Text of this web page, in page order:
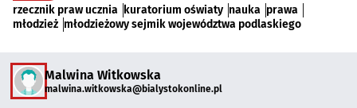
rzecznik praw ucznia kuratorium oświaty nauka prawa
młodzież młodzieżowy sejmik województwa podlaskiego
Malwina Witkowska
malwina.witkowska@bialystokonline.pl